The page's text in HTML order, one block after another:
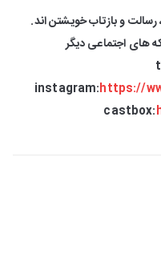
و بازتاب خویشتن اند.
های اجتماعی دیگر
instagram:https://
castbox: